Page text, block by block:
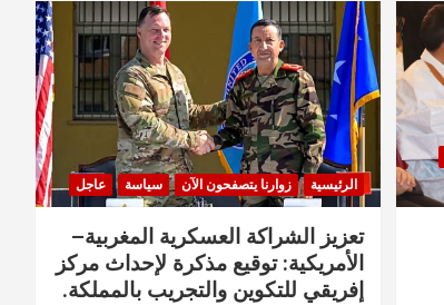
الرئيسية زوارنا يتصفحون الآن سياسة عاجل
تعزيز الشراكة العسكرية المغربية–
الأمريكية: توقيع مذكرة لإحداث مركز
إفريقي للتكوين والتجريب بالمملكة.